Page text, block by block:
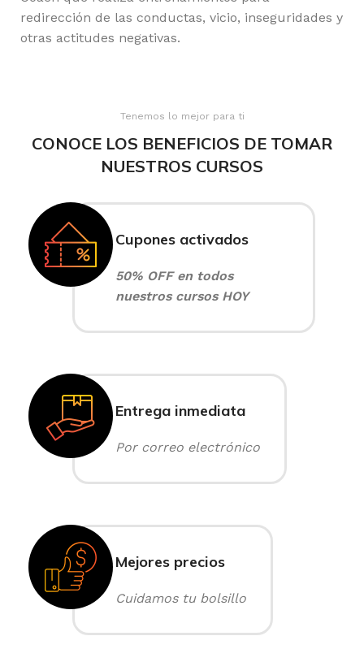
redirección de las conductas, vicio, inseguridades y
otras actitudes negativas.
Tenemos lo mejor para ti
CONOCE LOS BENEFICIOS DE TOMAR
NUESTROS CURSOS
Cupones activados
50% OFF en todos
nuestros cursos HOY
Entrega inmediata
Por correo electrónico
Mejores precios
Cuidamos tu bolsillo